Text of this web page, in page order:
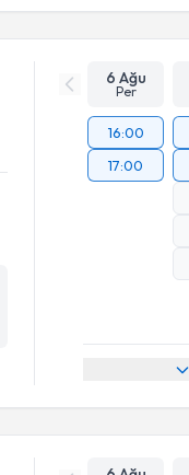
6 Ağu
Per
16:00
17:00